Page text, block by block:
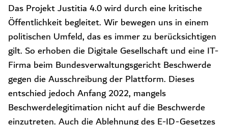
Das Projekt Justitia 4.0 wird durch eine kritische
Öffentlichkeit begleitet. Wir bewegen uns in einem
politischen Umfeld, das es immer zu berücksichtigen
gilt. So erhoben die Digitale Gesellschaft und eine IT-
Firma beim Bundesverwaltungsgericht Beschwerde
gegen die Ausschreibung der Plattform. Dieses
entschied jedoch Anfang 2022, mangels
Beschwerdelegitimation nicht auf die Beschwerde
einzutreten. Auch die Ablehnung des E-ID-Gesetzes